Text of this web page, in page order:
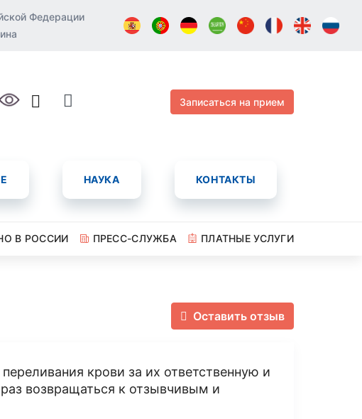
Федерации
Записаться на прием
НАУКА КОНТАКТЫ
В РОССИИ ПРЕСС-СЛУЖБА
ПЛАТНЫЕ УСЛУГИ
Оставить отзыв
крови за их ответственную и
возвращаться к отзывчивым и